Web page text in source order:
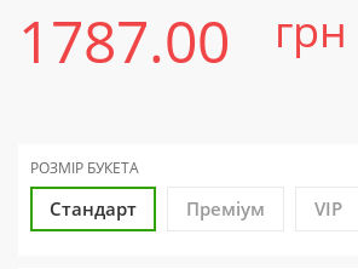
1787.00 грн
РОЗМІР БУКЕТА
Стандарт Преміум VIP